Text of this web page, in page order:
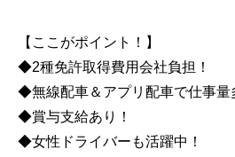
【ここがポイント！】
◆2種免許取得費用会社負担！
◆無線配車＆アプリ配車で仕事量
◆賞与支給あり！
◆女性ドライバーも活躍中！